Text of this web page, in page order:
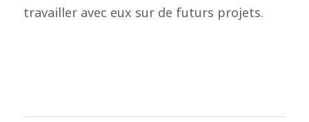
travailler avec eux sur de futurs projets.